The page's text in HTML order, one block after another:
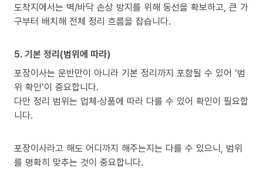
도착지에서는 벽/바닥 손상 방지를 위해 동선을 확보하고, 큰 가
구부터 배치해 전체 정리 흐름을 잡습니다.
5. 기본 정리(범위에 따라)
포장이사는 운반만이 아니라 기본 정리까지 포함될 수 있어 ‘범
위 확인’이 중요합니다.
다만 정리 범위는 업체·상품에 따라 다를 수 있어 확인이 필요합
니다.
포장이사라고 해도 어디까지 해주는지는 다를 수 있으니, 범위
를 명확히 맞추는 것이 중요합니다.